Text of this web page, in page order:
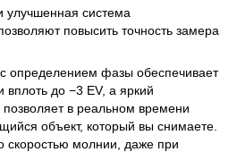
улучшенная система
повысить точность замера
определением фазы обеспечивает
вплоть до −3 EV, а яркий
позволяет в реальном времени
объект, который вы снимаете.
скоростью молнии, даже при